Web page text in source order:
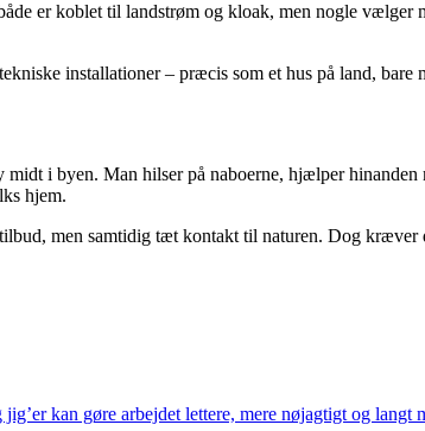
er koblet til landstrøm og kloak, men nogle vælger
installationer – præcis som et hus på land, bare
i byen. Man hilser på naboerne, hjælper
hjem.
men samtidig tæt kontakt til naturen. Dog kræver
kan gøre arbejdet lettere, mere nøjagtigt og